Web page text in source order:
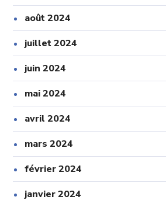
août 2024
juillet 2024
juin 2024
mai 2024
avril 2024
mars 2024
février 2024
janvier 2024